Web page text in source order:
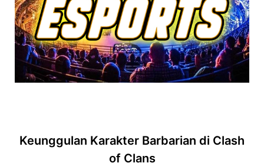
Keunggulan Karakter Barbarian di Clash
of Clans